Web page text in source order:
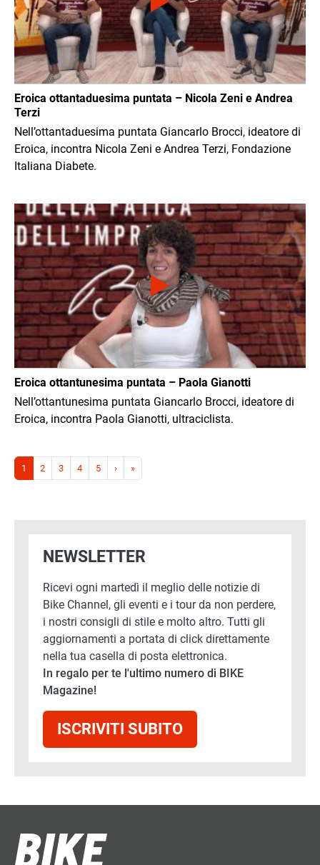
Eroica ottantaduesima puntata – Nicola Zeni e Andrea
Terzi
Nell’ottantaduesima puntata Giancarlo Brocci, ideatore di
Eroica, incontra Nicola Zeni e Andrea Terzi, Fondazione
Italiana Diabete.
Immagine
Eroica ottantunesima puntata – Paola Gianotti
Nell’ottantunesima puntata Giancarlo Brocci, ideatore di
Eroica, incontra Paola Gianotti, ultraciclista.
Paginazione
1 2 3 4 5 ›Pagina successiva
»Ultima pagina
NEWSLETTER
Ricevi ogni martedì il meglio delle notizie di
Bike Channel, gli eventi e i tour da non perdere,
i nostri consigli di stile e molto altro. Tutti gli
aggiornamenti a portata di click direttamente
nella tua casella di posta elettronica.
In regalo per te l'ultimo numero di BIKE
Magazine!
ISCRIVITI SUBITO